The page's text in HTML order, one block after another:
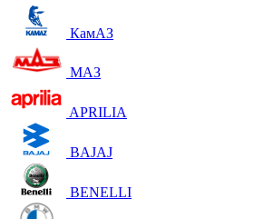
КамАЗ
МАЗ
APRILIA
BAJAJ
BENELLI